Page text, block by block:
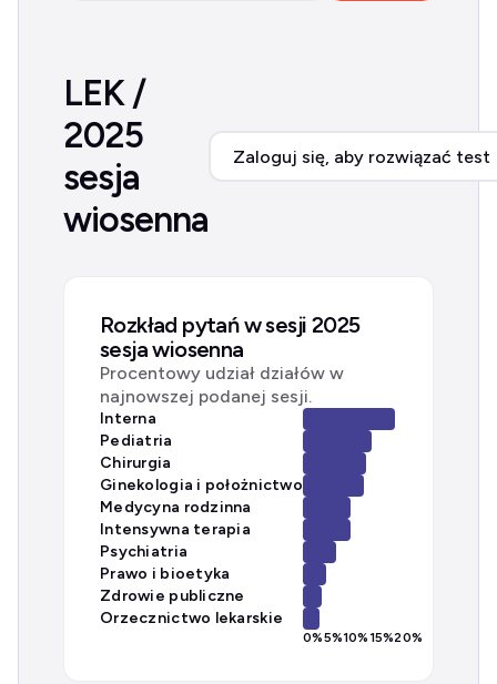
LEK /
2025
sesja
wiosenna
Zaloguj się, aby rozwiązać test
Rozkład pytań w sesji 2025
sesja wiosenna
Procentowy udział działów w
najnowszej podanej sesji.
Interna
Pediatria
Chirurgia
Ginekologia i położnictwo
Medycyna rodzinna
Intensywna terapia
Psychiatria
Prawo i bioetyka
Zdrowie publiczne
Orzecznictwo lekarskie
0%5%10%15%20%